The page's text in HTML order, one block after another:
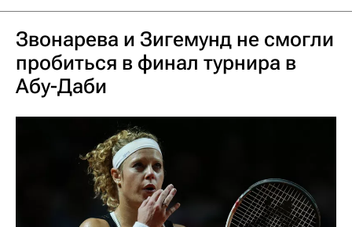
Звонарева и Зигемунд не смогли
пробиться в финал турнира в
Абу-Даби